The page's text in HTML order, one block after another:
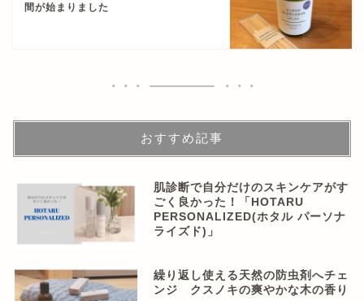
間が始まりました
おすすめ記事
肌診断で自分だけのスキンケアがす
ごく良かった！「HOTARU
PERSONALIZED(ホタル パーソナ
ライズド)」
繰り返し使える天然の防虫剤へチェ
ンジ クスノキの爽やかな木の香り